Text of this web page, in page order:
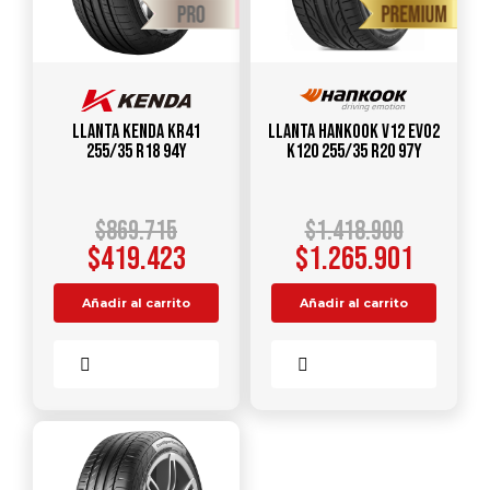
Llanta KENDA KR41
255/35 R18 94Y
$869.715
$419.423
Añadir al carrito
Llanta HANKOOK V12 Evo2
K120 255/35 R20 97Y
$1.418.900
$1.265.901
Añadir al carrito